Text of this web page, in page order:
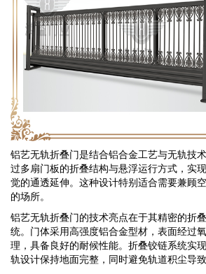
铝艺无轨折叠门是结合铝合金工艺与无轨技
过多扇门板的折叠结构与悬浮运行方式，实
觉的通透延伸。这种设计特别适合需要兼顾
的场所。
铝艺无轨折叠门的技术亮点在于其精密的折
统。门体采用高强度铝合金型材，表面经过
理，具备良好的耐候性能。折叠铰链系统实
轨设计保持地面完整，同时避免轨道积尘导致